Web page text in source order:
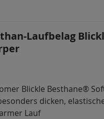
Laufbelag
Blickle Besthane®
dicken,
Lauf